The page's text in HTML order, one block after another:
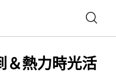
熱力時光活